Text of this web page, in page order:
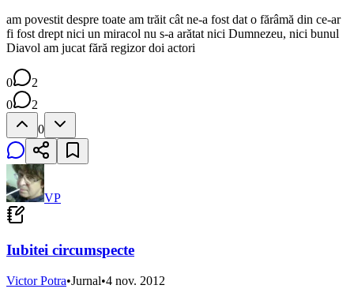
am povestit despre toate am trăit cât ne-a fost dat o fărâmă din ce-ar
fi fost drept nici un miracol nu s-a arătat nici Dumnezeu, nici bunul
Diavol am jucat fără regizor doi actori
0
2
0
2
0
VP
Iubitei circumspecte
Victor Potra•Jurnal•4 nov. 2012